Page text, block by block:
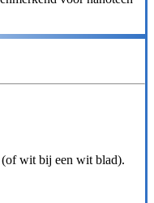
(of wit bij een wit blad).